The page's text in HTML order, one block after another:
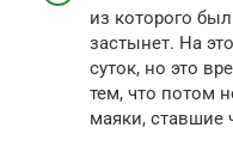
из которого
застынет. На
суток, но это
тем, что потом
маяки, ставшие